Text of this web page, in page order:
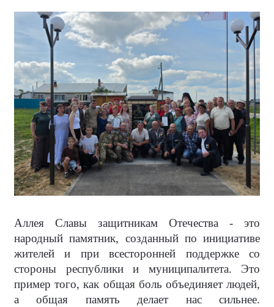
Аллея Славы защитникам Отечества - это
народный памятник, созданный по инициативе
жителей и при всесторонней поддержке со
стороны республики и муниципалитета. Это
пример того, как общая боль объединяет людей,
а общая память делает нас сильнее.